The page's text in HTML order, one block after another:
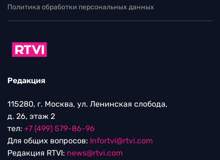
Политика обработки персональных данных
Редакция
115280, г. Москва, ул. Ленинская слобода,
д. 26, этаж 2
тел: +7 (499) 579-86-96
Для общих вопросов: Infortvi@rtvi.com
Редакция RTVI: news@rtvi.com